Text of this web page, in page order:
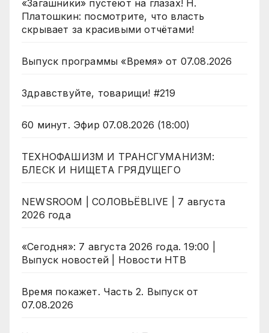
«Загашники» пустеют на глазах! Н.
Платошкин: посмотрите, что власть
скрывает за красивыми отчётами!
Выпуск программы «Время» от 07.08.2026
Здравствуйте, товарищи! #219
60 минут. Эфир 07.08.2026 (18:00)
ТЕХНОФАШИЗМ И ТРАНСГУМАНИЗМ:
БЛЕСК И НИЩЕТА ГРЯДУЩЕГО
NEWSROOM | СОЛОВЬЁВLIVE | 7 августа
2026 года
«Сегодня»: 7 августа 2026 года. 19:00 |
Выпуск новостей | Новости НТВ
Время покажет. Часть 2. Выпуск от
07.08.2026